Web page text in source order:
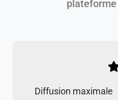
Diffusion maximale